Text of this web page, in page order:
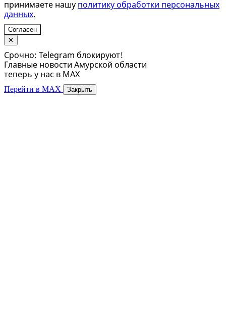
принимаете нашу политику обработки персональных
данных.
Согласен
✕
Срочно: Telegram блокируют!
Главные новости Амурской области
теперь у нас в MAX
Перейти в MAX Закрыть